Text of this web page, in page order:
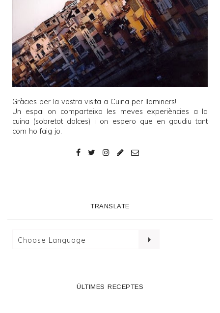
Gràcies per la vostra visita a Cuina per llaminers!
Un espai on comparteixo les meves experiències a la
cuina (sobretot dolces) i on espero que en gaudiu tant
com ho faig jo.
TRANSLATE
ÚLTIMES RECEPTES